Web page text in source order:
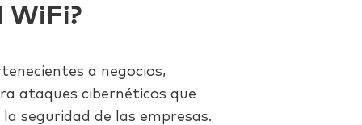
WiFi?
a negocios,
ataques cibernéticos que
seguridad de las empresas.